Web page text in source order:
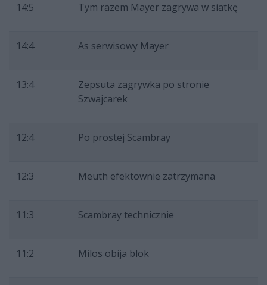
14:5 Tym razem Mayer zagrywa w siatkę
14:4 As serwisowy Mayer
13:4
Zepsuta zagrywka po stronie
Szwajcarek
12:4 Po prostej Scambray
12:3 Meuth efektownie zatrzymana
11:3 Scambray technicznie
11:2 Milos obija blok